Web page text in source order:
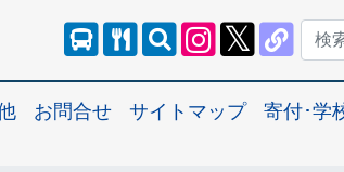
お問合せ サイトマップ 寄付･学